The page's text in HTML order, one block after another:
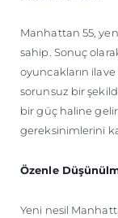
Manhattan 55,
sahip. Sonuç
oyuncakların ilave
sorunsuz bir
bir güç haline
gereksinimlerini
Özenle
Yeni nesil